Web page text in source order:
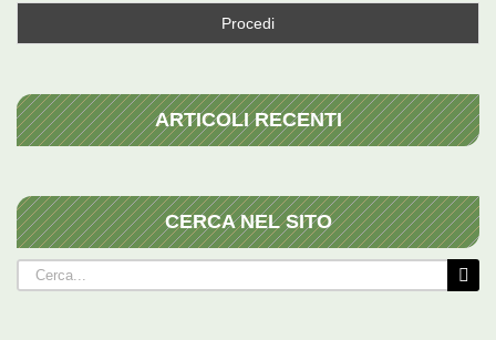
ARTICOLI RECENTI
CERCA NEL SITO
Cerca
per: